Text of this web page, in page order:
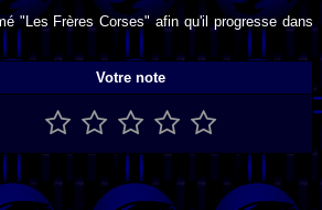
"Les Frères Corses" afin qu'il progresse dans
Votre note